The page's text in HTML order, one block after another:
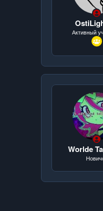
Активный
Worlde